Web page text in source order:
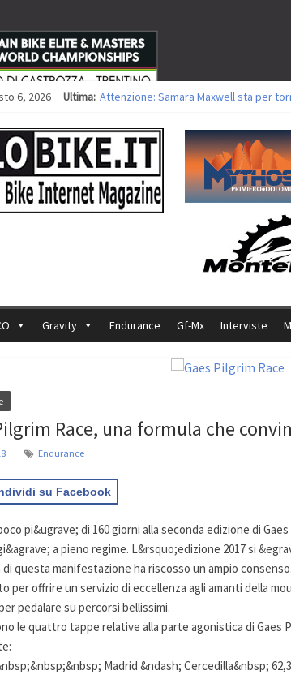
6, 2026 Ultima: Attenzione: Samara Maxwell sta per
Europei XCO: vittorie per Ghibaudo,
35ª Marathon Bike della Brianza:
Europei MTB: il Team Relay firma il
Gravity Endurance Gf-Mx Interviste
Race, una formula che
Endurance
su Facebook
pi&ugrave; di 160 giorni alla seconda edizione di
a pieno regime. L&rsquo;edizione 2017 si
questa manifestazione ha riscosso un ampio
per offrire un servizio di eccellenza agli amanti della
pedalare su percorsi bellissimi.
le quattro tappe relative alla parte agonistica di Gaes
Madrid &ndash; Cercedilla&nbsp;